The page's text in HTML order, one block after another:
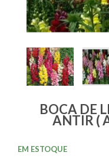
BOCA DE
ANTIR (
EM ESTOQUE